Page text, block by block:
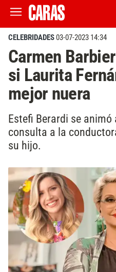
CELEBRIDADES03-07-2023 14:34
Carmen
si Laurita
mejor nuera
Estefi Berardi se
consulta a la
su hijo.